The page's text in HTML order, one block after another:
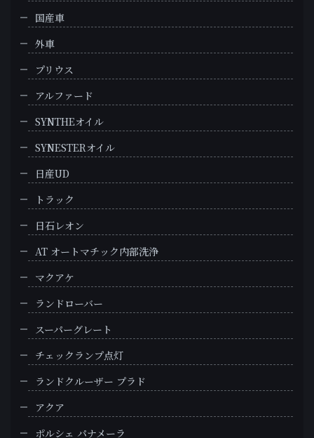
国産車
外車
プリウス
アルファード
SYNTHEオイル
SYNESTERオイル
日産UD
トラック
日石レオン
AT オートマチック内部洗浄
マクアケ
ランドローバー
スーパーグレート
チェックランプ点灯
ランドクルーザー プラド
アクア
ポルシェ パナメーラ